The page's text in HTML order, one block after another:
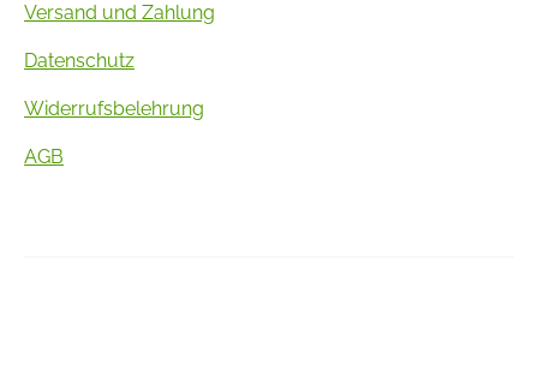
Versand und Zahlung
Datenschutz
Widerrufsbelehrung
AGB